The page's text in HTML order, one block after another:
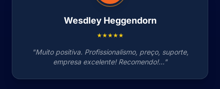
Wesdley Heggendorn
★★★★★
"Muito positiva. Profissionalismo, preço, suporte,
empresa excelente! Recomendo!..."